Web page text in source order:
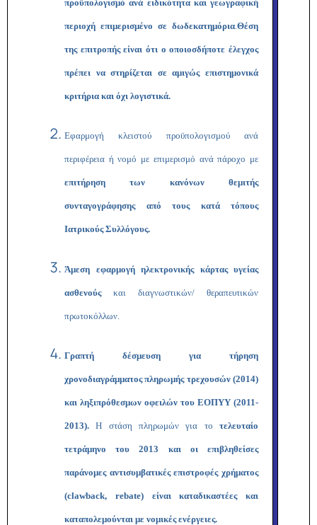
προϋπολογισμό ανά ειδικότητα και γεωγραφική
περιοχή επιμερισμένο σε δωδεκατημόρια.Θέση
της επιτροπής είναι ότι ο οποιοσδήποτε έλεγχος
πρέπει να στηρίζεται σε αμιγώς επιστημονικά
κριτήρια και όχι λογιστικά.
Εφαρμογή κλειστού προϋπολογισμού ανά
περιφέρεια ή νομό με επιμερισμό ανά πάροχο με
επιτήρηση των κανόνων θεμιτής
συνταγογράφησης από τους κατά τόπους
Ιατρικούς Συλλόγους.
Άμεση εφαρμογή ηλεκτρονικής κάρτας υγείας
ασθενούςκαι διαγνωστικών/ θεραπευτικών
πρωτοκόλλων.
Γραπτή δέσμευση για τήρηση
χρονοδιαγράμματος πληρωμής τρεχουσών (2014)
και ληξιπρόθεσμων οφειλών του ΕΟΠΥΥ (2011-
2013). Η στάση πληρωμών για το τελευταίο
τετράμηνο του 2013 και οι επιβληθείσες
παράνομες αντισυμβατικές επιστροφές χρήματος
(clawback, rebate) είναι καταδικαστέες και
καταπολεμούνται με νομικές ενέργειες.